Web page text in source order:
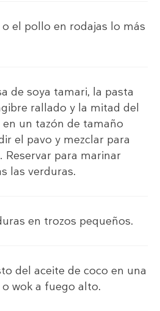
el pollo en rodajas lo más
de soya tamari, la pasta
rallado y la mitad del
un tazón de tamaño
el pavo y mezclar para
Reservar para marinar
las verduras.
en trozos pequeños.
del aceite de coco en una
wok a fuego alto.